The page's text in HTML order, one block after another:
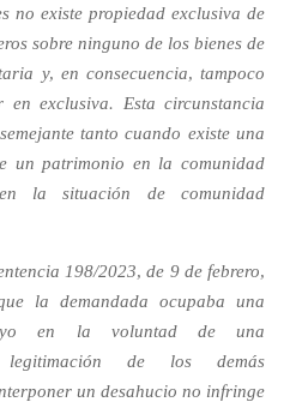
no existe propiedad exclusiva de
sobre ninguno de los bienes de
y, en consecuencia, tampoco
en exclusiva. Esta circunstancia
tanto cuando existe una
un patrimonio en la comunidad
la situación de comunidad
198/2023, de 9 de febrero,
la demandada ocupaba una
en la voluntad de una
de los demás
un desahucio no infringe